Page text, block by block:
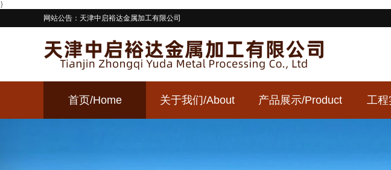
}
网站公告：天津中启裕达金属加工有限公司
首页/Home 关于我们/About 产品展示/Product 工程